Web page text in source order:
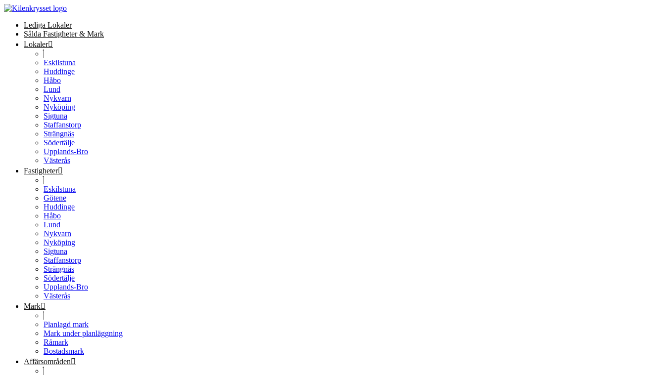
Lediga Lokaler
Sålda Fastigheter & Mark
Lokaler
Eskilstuna
Huddinge
Håbo
Lund
Nykvarn
Nyköping
Sigtuna
Staffanstorp
Strängnäs
Södertälje
Upplands-Bro
Västerås
Fastigheter
Eskilstuna
Götene
Huddinge
Håbo
Lund
Nykvarn
Nyköping
Sigtuna
Staffanstorp
Strängnäs
Södertälje
Upplands-Bro
Västerås
Mark
Planlagd mark
Mark under planläggning
Råmark
Bostadsmark
Affärsområden